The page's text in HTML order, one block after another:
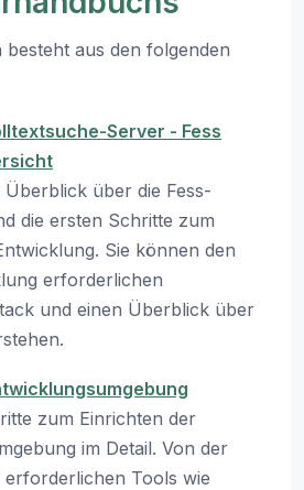
besteht aus den folgenden
Server - Fess
über die Fess-
die ersten Schritte zum
Sie können den
erforderlichen
und einen Überblick über
zum Einrichten der
im Detail. Von der
erforderlichen Tools wie